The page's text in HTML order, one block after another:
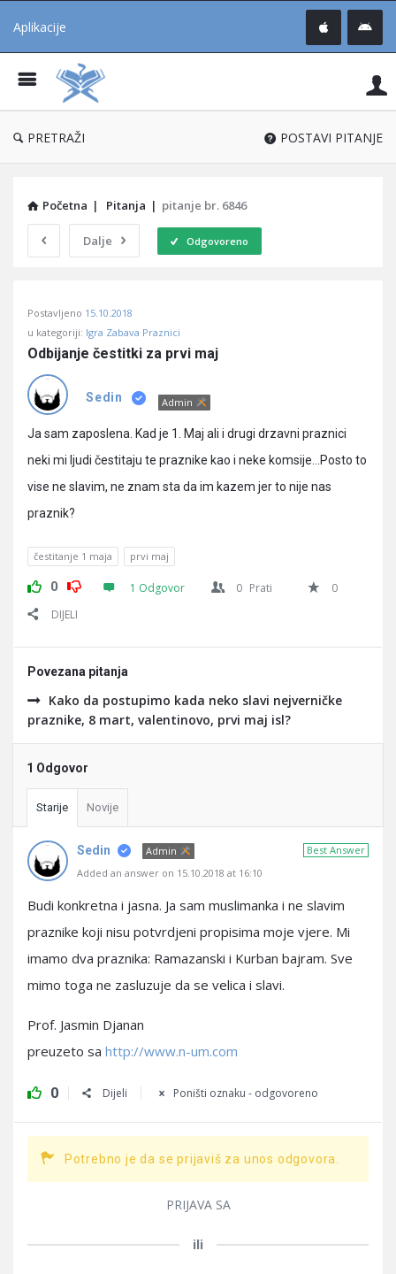
Aplikacije
®
PRETRAŽI POSTAVI PITANJE
Početna | Pitanja | pitanje br. 6846
Dalje Odgovoreno
Učene
Latest
Pitanja
Postavljeno 15.10.2018
u kategoriji: Igra Zabava Praznici
Odbijanje čestitki za prvi maj
Sedin Admin
Ja sam zaposlena. Kad je 1. Maj ali i drugi drzavni praznici
neki mi ljudi čestitaju te praznike kao i neke komsije…Posto to
vise ne slavim, ne znam sta da im kazem jer to nije nas
praznik?
čestitanje 1 maja prvi maj
0 1 Odgovor 0 Prati
0
DIJELI
Povezana pitanja
Kako da postupimo kada neko slavi nejverničke
praznike, 8 mart, valentinovo, prvi maj isl?
1 Odgovor
Starije Novije
Best Answer
Sedin
Admin
Added an answer on 15.10.2018 at 16:10
Budi konkretna i jasna. Ja sam muslimanka i ne slavim
praznike koji nisu potvrdjeni propisima moje vjere. Mi
imamo dva praznika: Ramazanski i Kurban bajram. Sve
mimo toga ne zasluzuje da se velica i slavi.
Prof. Jasmin Djanan
preuzeto sa http://www.n-um.com
0 Dijeli Poništi oznaku - odgovoreno
Potrebno je da se prijaviš za unos odgovora.
PRIJAVA SA
ili